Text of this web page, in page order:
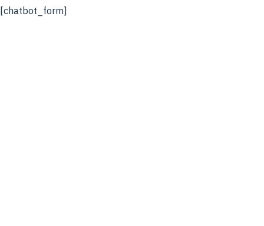
[chatbot_form]